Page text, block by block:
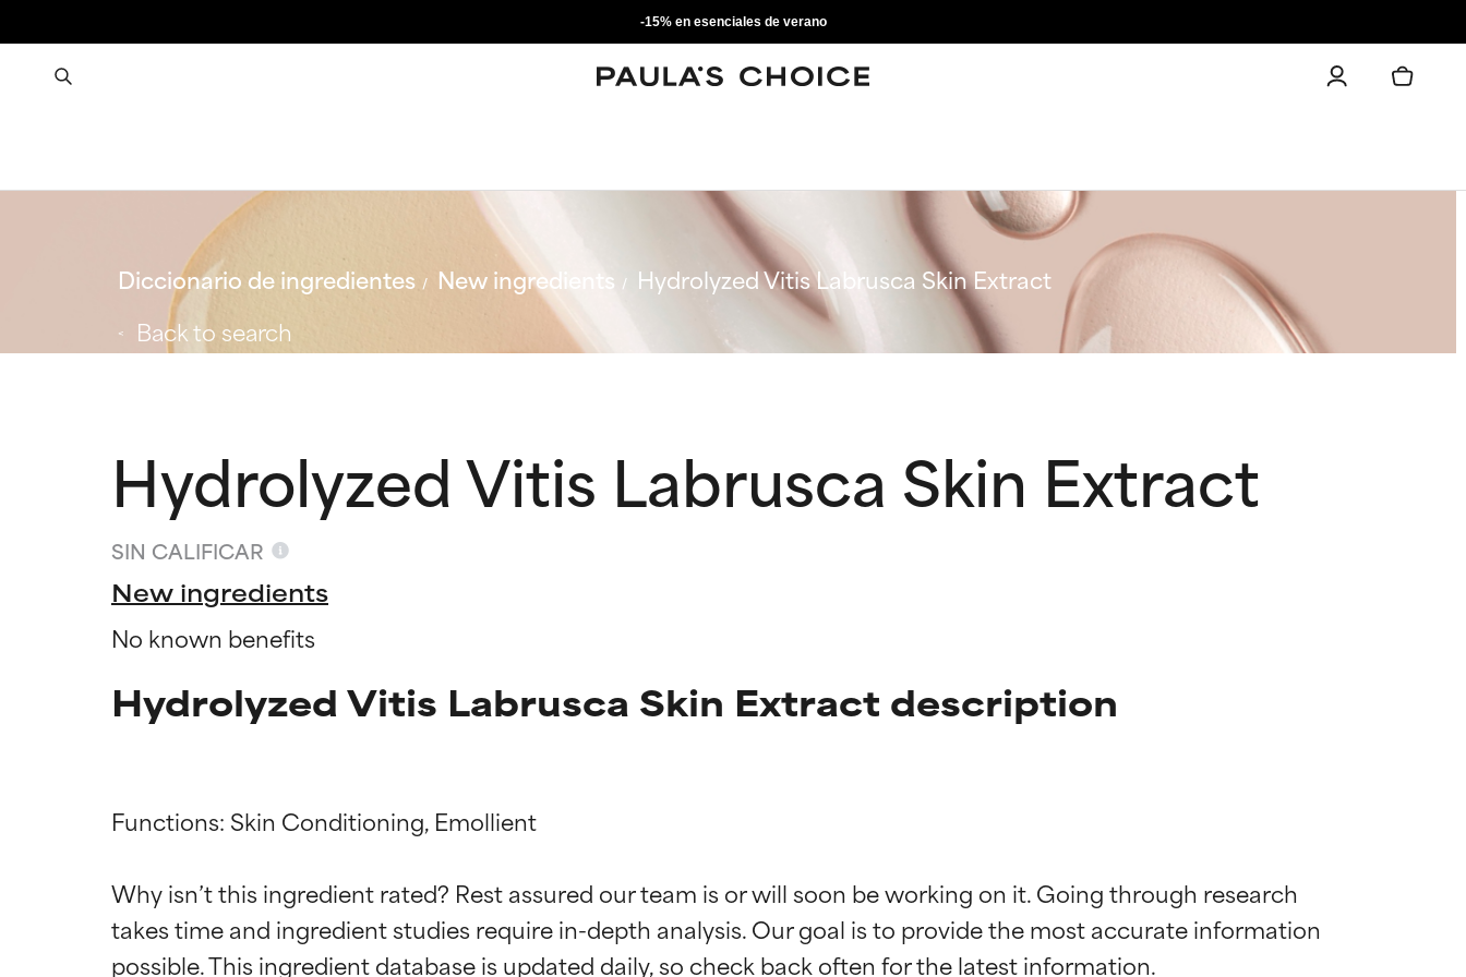
-15% en esenciales de verano
Diccionario de ingredientes New ingredients
Hydrolyzed Vitis Labrusca Skin Extract
Back to search
Hydrolyzed Vitis Labrusca Skin Extract
SIN CALIFICAR
New ingredients
No known benefits
Hydrolyzed Vitis Labrusca Skin Extract description
Functions: Skin Conditioning, Emollient
Why isn’t this ingredient rated? Rest assured our team is or will soon be working on it. Going through research
takes time and ingredient studies require in-depth analysis. Our goal is to provide the most accurate information
EXCELENTE
Ingrediente sobresaliente con beneficios reales para la piel. Su eficacia está demostrada y
EXCELENTE
Ingrediente sobresaliente con beneficios reales para la piel. Su eficacia está demostrada y